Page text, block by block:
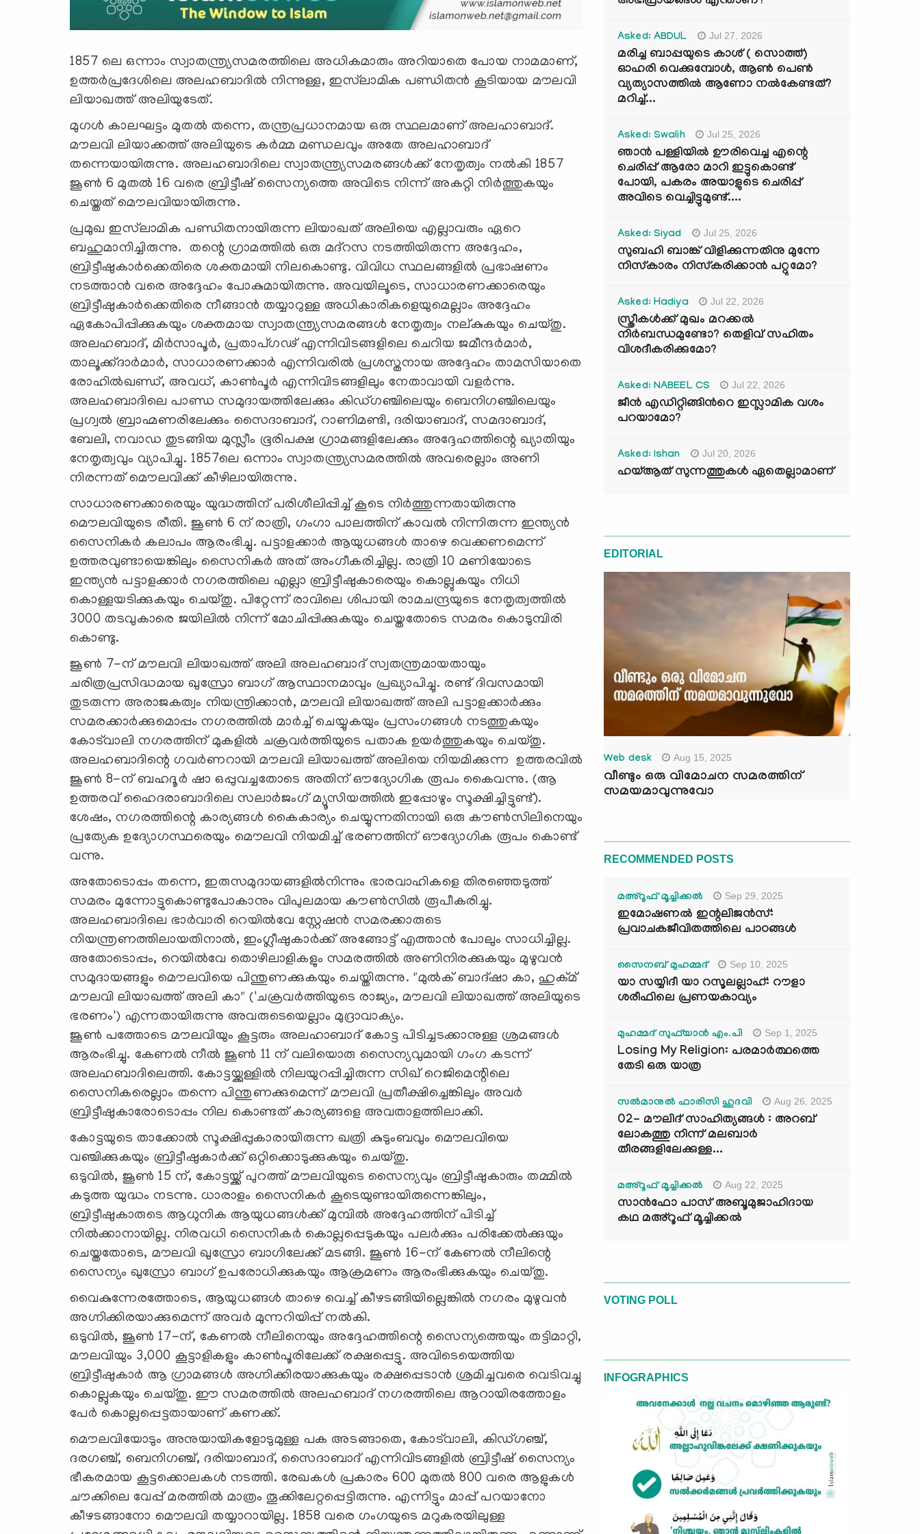
1857 ലെ ഒന്നാം സ്വാതന്ത്ര്യസമരത്തിലെ അധികമാരും അറിയാതെ പോയ നാമമാണ്,
ഉത്തർപ്രദേശിലെ അലഹബാദിൽ നിന്നുള്ള, ഇസ്‍ലാമിക പണ്ഡിതന്‍ കൂടിയായ മൗലവി
ലിയാഖത്ത് അലിയുടേത്.
മുഗൾ കാലഘട്ടം മുതല്‍ തന്നെ, തന്ത്രപ്രധാനമായ ഒരു സ്ഥലമാണ് അലഹാബാദ്.
മൗലവി ലിയാക്കത്ത് അലിയുടെ കര്‍മ്മ മണ്ഡലവും അതേ അലഹാബാദ്
തന്നെയായിരുന്നു. അലഹബാദിലെ സ്വാതന്ത്ര്യസമരങ്ങള്‍ക്ക് നേതൃത്വം നൽകി 1857
ജൂൺ 6 മുതൽ 16 വരെ ബ്രിട്ടീഷ് സൈന്യത്തെ അവിടെ നിന്ന് അകറ്റി നിർത്തുകയും
ചെയ്തത് മൌലവിയായിരുന്നു.
പ്രമുഖ ഇസ്‌ലാമിക പണ്ഡിതനായിരുന്ന ലിയാഖത് അലിയെ എല്ലാവരും ഏറെ
ബഹുമാനിച്ചിരുന്നു. തന്റെ ഗ്രാമത്തിൽ ഒരു മദ്റസ നടത്തിയിരുന്ന അദ്ദേഹം,
ബ്രിട്ടീഷുകാര്‍ക്കെതിരെ ശക്തമായി നിലകൊണ്ടു. വിവിധ സ്ഥലങ്ങളിൽ പ്രഭാഷണം
നടത്താന്‍ വരെ അദ്ദേഹം പോകുമായിരുന്നു. അവയിലൂടെ, സാധാരണക്കാരെയും
ബ്രിട്ടീഷുകാര്‍ക്കെതിരെ നീങ്ങാന്‍ തയ്യാറുള്ള അധികാരികളെയുമെല്ലാം അദ്ദേഹം
ഏകോപിപ്പിക്കുകയും ശക്തമായ സ്വാതന്ത്ര്യസമരങ്ങള്‍ നേതൃത്വം നല്കുകയും ചെയ്തു.
അലഹബാദ്, മിർസാപൂർ, പ്രതാപ്ഗഢ് എന്നിവിടങ്ങളിലെ ചെറിയ ജമീന്ദർമാർ,
താലൂക്ക്ദാർമാർ, സാധാരണക്കാർ എന്നിവരിൽ പ്രശസ്തനായ അദ്ദേഹം താമസിയാതെ
രോഹിൽഖണ്ഡ്, അവധ്, കാൺപൂർ എന്നിവിടങ്ങളിലും നേതാവായി വളര്‍ന്നു.
അലഹബാദിലെ പാണ്ഡ സമുദായത്തിലേക്കും കിഡ്ഗഞ്ചിലെയും ബെനിഗഞ്ചിലെയും
പ്രഗ്വൽ ബ്രാഹ്മണരിലേക്കും സൈദാബാദ്, റാണിമണ്ടി, ദരിയാബാദ്, സമദാബാദ്,
ബേലി, നവാഡ തുടങ്ങിയ മുസ്ലീം ഭൂരിപക്ഷ ഗ്രാമങ്ങളിലേക്കും അദ്ദേഹത്തിന്റെ ഖ്യാതിയും
നേതൃത്വവും വ്യാപിച്ചു. 1857ലെ ഒന്നാം സ്വാതന്ത്ര്യസമരത്തില്‍ അവരെല്ലാം അണി
നിരന്നത് മൌലവിക്ക് കീഴിലായിരുന്നു.
സാധാരണക്കാരെയും യുദ്ധത്തിന് പരിശീലിപ്പിച്ച് കൂടെ നിര്‍ത്തുന്നതായിരുന്നു
മൌലവിയുടെ രീതി. ജൂൺ 6 ന് രാത്രി, ഗംഗാ പാലത്തിന് കാവൽ നിന്നിരുന്ന ഇന്ത്യൻ
സൈനികർ കലാപം ആരംഭിച്ചു. പട്ടാളക്കാർ ആയുധങ്ങൾ താഴെ വെക്കണമെന്ന്
ഉത്തരവുണ്ടായെങ്കിലും സൈനികർ അത് അംഗീകരിച്ചില്ല. രാത്രി 10 മണിയോടെ
ഇന്ത്യൻ പട്ടാളക്കാർ നഗരത്തിലെ എല്ലാ ബ്രിട്ടീഷുകാരെയും കൊല്ലുകയും നിധി
കൊള്ളയടിക്കുകയും ചെയ്തു. പിറ്റേന്ന് രാവിലെ ശിപായി രാമചന്ദ്രയുടെ നേതൃത്വത്തിൽ
3000 തടവുകാരെ ജയിലിൽ നിന്ന് മോചിപ്പിക്കുകയും ചെയ്തതോടെ സമരം കൊടുമ്പിരി
കൊണ്ടു.
ജൂൺ 7-ന് മൗലവി ലിയാഖത്ത് അലി അലഹബാദ് സ്വതന്ത്രമായതായും
ചരിത്രപ്രസിദ്ധമായ ഖുസ്രോ ബാഗ് ആസ്ഥാനമാവും പ്രഖ്യാപിച്ചു. രണ്ട് ദിവസമായി
തുടരുന്ന അരാജകത്വം നിയന്ത്രിക്കാൻ, മൗലവി ലിയാഖത്ത് അലി പട്ടാളക്കാർക്കും
സമരക്കാര്‍ക്കുമൊപ്പം നഗരത്തിൽ മാർച്ച് ചെയ്യുകയും പ്രസംഗങ്ങൾ നടത്തുകയും
കോട്‍വാലി നഗരത്തിന് മുകളിൽ ചക്രവർത്തിയുടെ പതാക ഉയർത്തുകയും ചെയ്തു.
അലഹബാദിന്റെ ഗവർണറായി മൗലവി ലിയാഖത്ത് അലിയെ നിയമിക്കുന്ന ഉത്തരവിൽ
ജൂൺ 8-ന് ബഹദൂർ ഷാ ഒപ്പുവച്ചതോടെ അതിന് ഔദ്യോഗിക രൂപം കൈവന്നു. (ആ
ഉത്തരവ് ഹൈദരാബാദിലെ സലാർജംഗ് മ്യൂസിയത്തിൽ ഇപ്പോഴും സൂക്ഷിച്ചിട്ടുണ്ട്).
ശേഷം, നഗരത്തിന്റെ കാര്യങ്ങൾ കൈകാര്യം ചെയ്യുന്നതിനായി ഒരു കൗൺസിലിനെയും
പ്രത്യേക ഉദ്യോഗസ്ഥരെയും മൌലവി നിയമിച്ച് ഭരണത്തിന് ഔദ്യോഗിക രൂപം കൊണ്ട്
വന്നു.
അതോടൊപ്പം തന്നെ, ഇരുസമുദായങ്ങളിൽനിന്നും ഭാരവാഹികളെ തിരഞ്ഞെടുത്ത്
സമരം മുന്നോട്ടുകൊണ്ടുപോകാനും വിപുലമായ കൗൺസിൽ രൂപീകരിച്ചു.
അലഹബാദിലെ ഭാർവാരി റെയിൽവേ സ്റ്റേഷൻ സമരക്കാരുടെ
നിയന്ത്രണത്തിലായതിനാല്‍, ഇംഗ്ലീഷുകാർക്ക് അങ്ങോട്ട് എത്താൻ പോലും സാധിച്ചില്ല.
അതോടൊപ്പം, റെയിൽവേ തൊഴിലാളികളും സമരത്തിൽ അണിനിരക്കുകയും മുഴുവന്‍
സമുദായങ്ങളും മൌലവിയെ പിന്തുണക്കുകയും ചെയ്തിരുന്നു. "മുൽക് ബാദ്ഷാ കാ, ഹുക്മ്
മൗലവി ലിയാഖത്ത് അലി കാ" ('ചക്രവർത്തിയുടെ രാജ്യം, മൗലവി ലിയാഖത്ത് അലിയുടെ
ഭരണം') എന്നതായിരുന്നു അവരുടെയെല്ലാം മുദ്രാവാക്യം.
ജൂൺ പത്തോടെ മൗലവിയും കൂട്ടരും അലഹാബാദ് കോട്ട പിടിച്ചടക്കാനുള്ള ശ്രമങ്ങൾ
ആരംഭിച്ചു. കേണൽ നീൽ ജൂൺ 11 ന് വലിയൊരു സൈന്യവുമായി ഗംഗ കടന്ന്
അലഹബാദിലെത്തി. കോട്ടയ്ക്കുള്ളിൽ നിലയുറപ്പിച്ചിരുന്ന സിഖ് റെജിമെന്റിലെ
സൈനികരെല്ലാം തന്നെ പിന്തുണക്കുമെന്ന് മൗലവി പ്രതീക്ഷിച്ചെങ്കിലും അവര്‍
ബ്രിട്ടീഷുകാരോടൊപ്പം നില കൊണ്ടത് കാര്യങ്ങളെ അവതാളത്തിലാക്കി.
കോട്ടയുടെ താക്കോല്‍ സൂക്ഷിപ്പുകാരായിരുന്ന ഖത്രി കുടുംബവും മൌലവിയെ
വഞ്ചിക്കുകയും ബ്രിട്ടീഷുകാര്‍ക്ക് ഒറ്റിക്കൊടുക്കുകയും ചെയ്തു.
ഒടുവിൽ, ജൂൺ 15 ന്, കോട്ടയ്ക്ക് പുറത്ത് മൗലവിയുടെ സൈന്യവും ബ്രിട്ടീഷുകാരും തമ്മിൽ
കടുത്ത യുദ്ധം നടന്നു. ധാരാളം സൈനികര്‍ കൂടെയുണ്ടായിരുന്നെങ്കിലും,
ബ്രിട്ടീഷുകാരുടെ ആധുനിക ആയുധങ്ങള്‍ക്ക് മുമ്പില്‍ അദ്ദേഹത്തിന് പിടിച്ച്
നില്‍ക്കാനായില്ല. നിരവധി സൈനികർ കൊല്ലപ്പെടുകയും പലര്‍ക്കും പരിക്കേൽക്കുയും
ചെയ്തതോടെ, മൗലവി ഖുസ്രോ ബാഗിലേക്ക് മടങ്ങി. ജൂൺ 16-ന് കേണൽ നീലിന്റെ
സൈന്യം ഖുസ്രോ ബാഗ് ഉപരോധിക്കുകയും ആക്രമണം ആരംഭിക്കുകയും ചെയ്തു.
വൈകുന്നേരത്തോടെ, ആയുധങ്ങൾ താഴെ വെച്ച് കീഴടങ്ങിയില്ലെങ്കിൽ നഗരം മുഴുവൻ
അഗ്നിക്കിരയാക്കുമെന്ന് അവര്‍ മുന്നറിയിപ്പ് നൽകി.
ഒടുവിൽ, ജൂൺ 17-ന്, കേണൽ നീലിനെയും അദ്ദേഹത്തിന്റെ സൈന്യത്തെയും തട്ടിമാറ്റി,
മൗലവിയും 3,000 കൂട്ടാളികളും കാൺപൂരിലേക്ക് രക്ഷപ്പെട്ടു. അവിടെയെത്തിയ
ബ്രിട്ടീഷുകാര്‍ ആ ഗ്രാമങ്ങൾ അഗ്നിക്കിരയാക്കുകയും രക്ഷപ്പെടാൻ ശ്രമിച്ചവരെ വെടിവച്ചു
കൊല്ലുകയും ചെയ്തു. ഈ സമരത്തില്‍ അലഹബാദ് നഗരത്തിലെ ആറായിരത്തോളം
പേർ കൊല്ലപ്പെട്ടതായാണ് കണക്ക്.
മൌലവിയോടും അനുയായികളോടുമുള്ള പക അടങ്ങാതെ, കോട്‍വാലി, കിഡ്ഗഞ്ച്,
ദരഗഞ്ച്, ബെനിഗഞ്ച്, ദരിയാബാദ്, സൈദാബാദ് എന്നിവിടങ്ങളിൽ ബ്രിട്ടീഷ് സൈന്യം
ഭീകരമായ കൂട്ടക്കൊലകൾ നടത്തി. രേഖകൾ പ്രകാരം 600 മുതൽ 800 വരെ ആളുകൾ
ചൗക്കിലെ വേപ്പ് മരത്തിൽ മാത്രം തൂക്കിലേറ്റപ്പെട്ടിരുന്നു. എന്നിട്ടും മാപ്പ് പറയാനോ
കീഴടങ്ങാനോ മൌലവി തയ്യാറായില്ല. 1858 വരെ ഗംഗയുടെ മറുകരയിലുള്ള
Asked: ABDUL Jul 27, 2026
മരിച്ച ബാപ്പയുടെ കാശ് ( സൊത്ത്)
ഓഹരി വെക്കുമ്പോൾ, ആണ്‍ പെണ്‍
വ്യത്യാസത്തില്‍ ആണോ നല്‍കേണ്ടത്?
മറിച്ച്...
Asked: Swalih Jul 25, 2026
ഞാൻ പള്ളിയിൽ ഊരിവെച്ച എന്റെ
ചെരിപ്പ് ആരോ മാറി ഇട്ടുകൊണ്ട്
പോയി, പകരം അയാളുടെ ചെരിപ്പ്
അവിടെ വെച്ചിട്ടുമുണ്ട്....
Asked: Siyad Jul 25, 2026
സുബഹി ബാങ്ക് വിളിക്കുന്നതിനു മുന്നേ
നിസ്കാരം നിസ്കരിക്കാൻ പറ്റുമോ?
Asked: Hadiya Jul 22, 2026
സ്ത്രീകൾക്ക് മുഖം മറക്കൽ
നിർബന്ധമുണ്ടോ? തെളിവ് സഹിതം
വിശദീകരിക്കുമോ?
Asked: NABEEL CS Jul 22, 2026
ജീൻ എഡിറ്റിങ്ങിന്‍റെ ഇസ്ലാമിക വശം
പറയാമോ?
Asked: Ishan Jul 20, 2026
ഹയ്ആത് സുന്നത്തുകൾ ഏതെല്ലാമാണ്
EDITORIAL
Web desk Aug 15, 2025
വീണ്ടും ഒരു വിമോചന സമരത്തിന്
സമയമാവുന്നുവോ
RECOMMENDED POSTS
മഅ്റൂഫ് മൂച്ചിക്കല്‍ Sep 29, 2025
ഇമോഷണൽ ഇന്റലിജൻസ്:
പ്രവാചകജീവിതത്തിലെ പാഠങ്ങൾ
സൈനബ് മുഹമ്മദ് Sep 10, 2025
യാ സയ്യിദീ യാ റസൂലല്ലാഹ്: റൗളാ
ശരീഫിലെ പ്രണയകാവ്യം
മുഹമ്മദ് സുഫ്‌യാൻ എം.പി Sep 1, 2025
Losing My Religion: പരമാർത്ഥത്തെ
തേടി ഒരു യാത്ര
സൽമാനുൽ ഫാരിസി ഹുദവി Aug 26, 2025
02- മൗലിദ് സാഹിത്യങ്ങൾ : അറബ്
ലോകത്തു നിന്ന് മലബാർ
തീരങ്ങളിലേക്കുള്ള...
മഅ്റൂഫ് മൂച്ചിക്കല്‍ Aug 22, 2025
സാൻഫോ പാസ് അബൂമുജാഹിദായ
കഥ മഅ്റൂഫ് മൂച്ചിക്കല്‍
VOTING POLL
INFOGRAPHICS